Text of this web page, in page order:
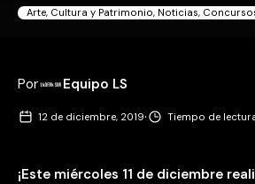
Arte, Cultura y Patrimonio, Noticias,
Por Equipo LS
12 de diciembre, 2019· Tiempo de
¡Este miércoles 11 de diciembre